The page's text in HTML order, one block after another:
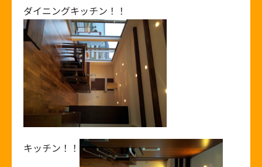
ダイニングキッチン！！
キッチン！！